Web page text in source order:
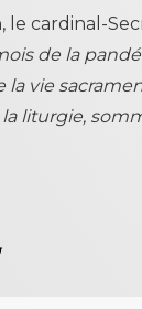
le cardinal-
de la
la vie
liturgie,